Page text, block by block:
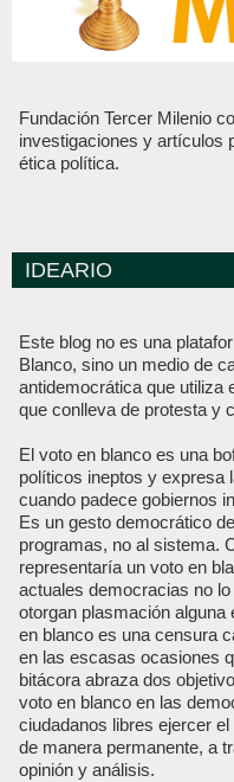
Fundación Tercer Milenio
investigaciones y artículos
ética política.
IDEARIO
Este blog no es una
Blanco, sino un medio de
antidemocrática que utiliza
que conlleva de protesta y
El voto en blanco es una
políticos ineptos y expresa
cuando padece gobiernos
Es un gesto democrático
programas, no al sistema.
representaría un voto en
actuales democracias no
otorgan plasmación alguna
en blanco es una censura
en las escasas ocasiones
bitácora abraza dos
voto en blanco en las
ciudadanos libres ejercer
de manera permanente, a
opinión y análisis.